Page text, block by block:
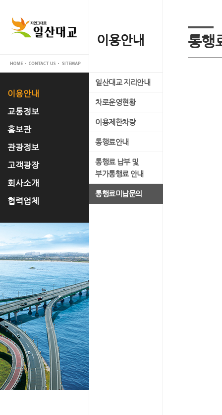
이용안내
이용안내
일산대교 지리안내
차로운영현황
이용제한차량
통행료안내
통행료 납부 및
부가통행료 안내
통행료미납문의
교통정보
교통정보
실시간 교통정보
교통관리 시스템 소개
홍보관
홍보관
일산대교 갤러리
홍보 동영상
언론 속 일산대교
자료실
관광정보
관광정보
관광명소
축제정보
문화유적
맛집정보
고객광장
고객광장
공지사항
고객의 소리
FAQ
회사소개
회사소개
대표이사 인사말
사업개요
사업추진경과
운영조직
경영공시
협력업체
협력업체
입찰공고
통행